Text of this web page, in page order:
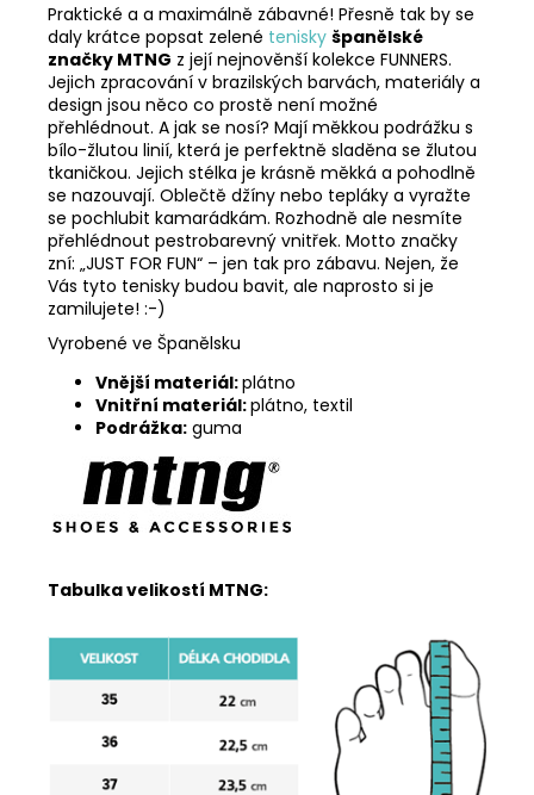
Praktické a a maximálně zábavné! Přesně tak by se
daly krátce popsat zelené tenisky španělské
značky MTNG z její nejnověnší kolekce FUNNERS.
Jejich zpracování v brazilských barvách, materiály a
design jsou něco co prostě není možné
přehlédnout. A jak se nosí? Mají měkkou podrážku s
bílo-žlutou linií, která je perfektně sladěna se žlutou
tkaničkou. Jejich stélka je krásně měkká a pohodlně
se nazouvají. Oblečtě džíny nebo tepláky a vyražte
se pochlubit kamarádkám. Rozhodně ale nesmíte
přehlédnout pestrobarevný vnitřek. Motto značky
zní: „JUST FOR FUN“ – jen tak pro zábavu. Nejen, že
Vás tyto tenisky budou bavit, ale naprosto si je
zamilujete! :-)
Vyrobené ve Španělsku
Vnější materiál:plátno
Vnitřní materiál:plátno, textil
Podrážka: guma
Tabulka velikostí MTNG: